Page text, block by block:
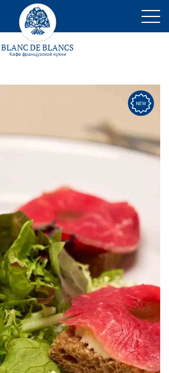
BLANC DE BLANCS
Кафе французcкой кухни